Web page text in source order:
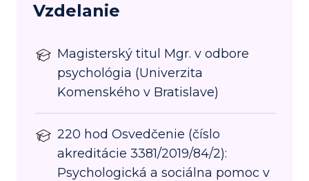
Vzdelanie
Magisterský titul Mgr. v odbore
psychológia (Univerzita
Komenského v Bratislave)
220 hod Osvedčenie (číslo
akreditácie 3381/2019/84/2):
Psychologická a sociálna pomoc v